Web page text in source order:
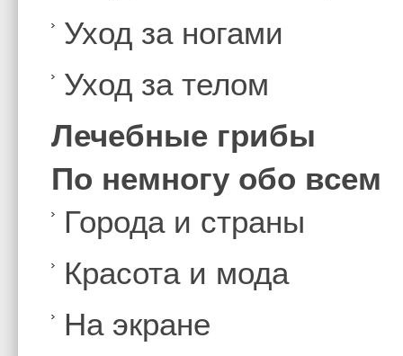
Уход за ногами
Уход за телом
Лечебные грибы
По немногу обо всем
Города и страны
Красота и мода
На экране